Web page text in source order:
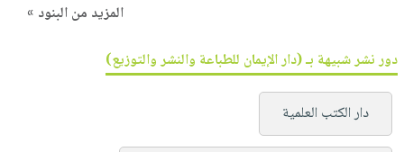
المزيد من البنود »
دور نشر شبيهة بـ (دار الإيمان للطباعة والنشر والتوزيع)
دار الكتب العلمية